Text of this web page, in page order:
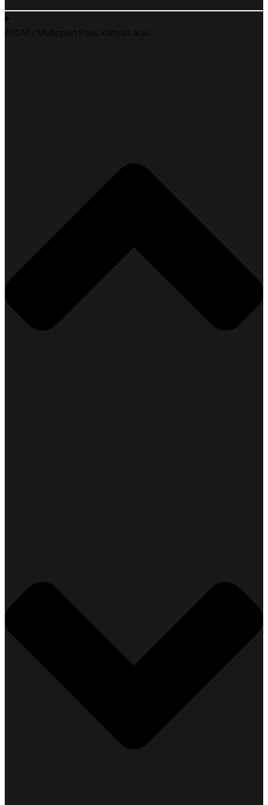
AYCM / Multisport Pass kártyás árak